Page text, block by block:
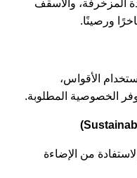
المزخرفة، والأسقف
ورصينًا.
الأقواس،
الخصوصية المطلوبة.
من الإضاءة